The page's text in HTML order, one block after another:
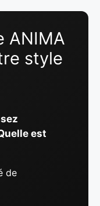
ANIMA
style
est
de